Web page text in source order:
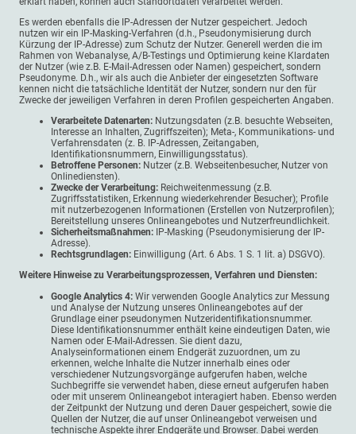
Es werden ebenfalls die IP-Adressen der Nutzer gespeichert. Jedoch
nutzen wir ein IP-Masking-Verfahren (d.h., Pseudonymisierung durch
Kürzung der IP-Adresse) zum Schutz der Nutzer. Generell werden die im
Rahmen von Webanalyse, A/B-Testings und Optimierung keine Klardaten
der Nutzer (wie z.B. E-Mail-Adressen oder Namen) gespeichert, sondern
Pseudonyme. D.h., wir als auch die Anbieter der eingesetzten Software
kennen nicht die tatsächliche Identität der Nutzer, sondern nur den für
Zwecke der jeweiligen Verfahren in deren Profilen gespeicherten Angaben.
Verarbeitete Datenarten: Nutzungsdaten (z.B. besuchte Webseiten,
Interesse an Inhalten, Zugriffszeiten); Meta-, Kommunikations- und
Verfahrensdaten (z. B. IP-Adressen, Zeitangaben,
Identifikationsnummern, Einwilligungsstatus).
Betroffene Personen: Nutzer (z.B. Webseitenbesucher, Nutzer von
Onlinediensten).
Zwecke der Verarbeitung: Reichweitenmessung (z.B.
Zugriffsstatistiken, Erkennung wiederkehrender Besucher); Profile
mit nutzerbezogenen Informationen (Erstellen von Nutzerprofilen);
Bereitstellung unseres Onlineangebotes und Nutzerfreundlichkeit.
Sicherheitsmaßnahmen: IP-Masking (Pseudonymisierung der IP-
Adresse).
Rechtsgrundlagen: Einwilligung (Art. 6 Abs. 1 S. 1 lit. a) DSGVO).
Weitere Hinweise zu Verarbeitungsprozessen, Verfahren und Diensten:
Google Analytics 4: Wir verwenden Google Analytics zur Messung
und Analyse der Nutzung unseres Onlineangebotes auf der
Grundlage einer pseudonymen Nutzeridentifikationsnummer.
Diese Identifikationsnummer enthält keine eindeutigen Daten, wie
Namen oder E-Mail-Adressen. Sie dient dazu,
Analyseinformationen einem Endgerät zuzuordnen, um zu
erkennen, welche Inhalte die Nutzer innerhalb eines oder
verschiedener Nutzungsvorgänge aufgerufen haben, welche
Suchbegriffe sie verwendet haben, diese erneut aufgerufen haben
oder mit unserem Onlineangebot interagiert haben. Ebenso werden
der Zeitpunkt der Nutzung und deren Dauer gespeichert, sowie die
Quellen der Nutzer, die auf unser Onlineangebot verweisen und
technische Aspekte ihrer Endgeräte und Browser. Dabei werden